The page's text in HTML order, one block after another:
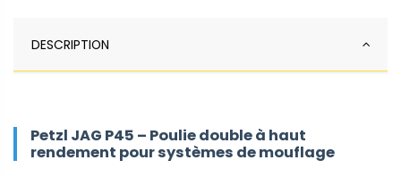
DESCRIPTION
Petzl JAG P45 – Poulie double à haut
rendement pour systèmes de mouflage